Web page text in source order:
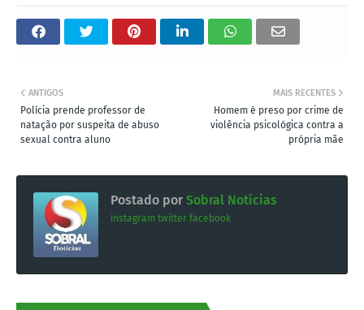
MAIS RECENTES
Homem é preso por crime de
violência psicológica contra a
própria mãe
ANTIGOS
Polícia prende professor de
natação por suspeita de abuso
sexual contra aluno
Postado por Sobral Notícias
instagram twitter facebook